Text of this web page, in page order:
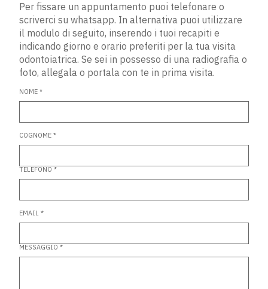
Per fissare un appuntamento puoi telefonare o
scriverci su whatsapp. In alternativa puoi utilizzare
il modulo di seguito, inserendo i tuoi recapiti e
indicando giorno e orario preferiti per la tua visita
odontoiatrica. Se sei in possesso di una radiografia o
foto, allegala o portala con te in prima visita.
NOME *
COGNOME *
TELEFONO *
EMAIL *
MESSAGGIO *